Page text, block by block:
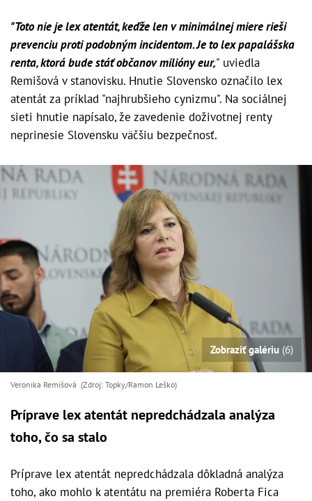
"Toto nie je lex atentát, keďže len v minimálnej miere rieši
prevenciu proti podobným incidentom. Je to lex papalášska
renta, ktorá bude stáť občanov milióny eur," uviedla
Remišová v stanovisku. Hnutie Slovensko označilo lex
atentát za príklad "najhrubšieho cynizmu". Na sociálnej
sieti hnutie napísalo, že zavedenie doživotnej renty
neprinesie Slovensku väčšiu bezpečnosť.
Zobraziť galériu (6)
Veronika Remišová (Zdroj: Topky/Ramon Leško)
Príprave lex atentát nepredchádzala analýza
toho, čo sa stalo
Príprave lex atentát nepredchádzala dôkladná analýza
toho, ako mohlo k atentátu na premiéra Roberta Fica